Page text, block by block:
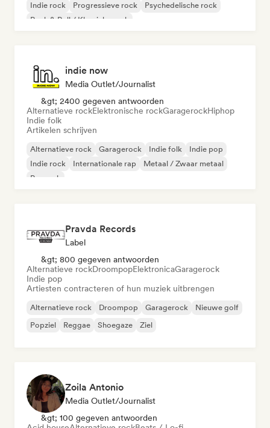
Indie rock
Progressieve rock
Psychedelische rock
Rock & Roll / Klassieke rock
indie now
Media Outlet/Journalist
&gt; 2400 gegeven antwoorden
Alternatieve rockElektronische rockGaragerockHiphop
Indie folk
Artikelen schrijven
Alternatieve rock Garagerock Indie folk
Indie pop
Indie rock
Internationale rap
Metaal / Zwaar metaal
Poprock
Pravda Records
Label
&gt; 800 gegeven antwoorden
Alternatieve rockDroompopElektronicaGaragerock
Indie pop
Artiesten contracteren of hun muziek uitbrengen
Alternatieve rock Droompop Garagerock
Nieuwe golf
Popziel
Reggae Shoegaze Ziel
Zoila Antonio
Media Outlet/Journalist
&gt; 100 gegeven antwoorden